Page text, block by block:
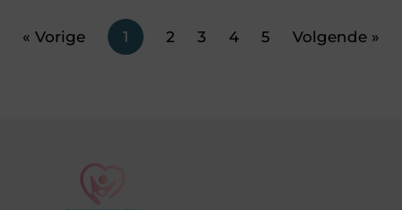
« Vorige 1 2 3 4 5 Volgende »